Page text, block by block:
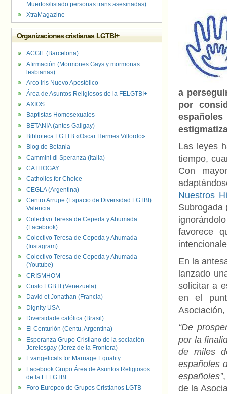
a
por
Las leyes
tiempo,
Con
Nuestros
Subrogada
favorece
En la
lanzado
solicitar a
en el
“De
por la
de miles
españoles
españoles”
de la
Muertos/listado personas trans asesinadas)
XtraMagazine
Organizaciones cristianas LGTBI+
ACGIL (Barcelona)
Afirmación (Mormones Gays y mormonas
lesbianas)
Arco Iris Nuevo Apostólico
Área de Asuntos Religiosos de la FELGTBI+
AXIOS
Baptistas Homosexuales
BETANIA (antes Galigay)
Biblioteca LGTTB «Oscar Hermes Villordo»
Blog de Betania
Cammini di Speranza (Italia)
CATHOGAY
Catholics for Choice
CEGLA (Argentina)
Centro Arrupe (Espacio de Diversidad LGTBI)
Valencia.
Colectivo Teresa de Cepeda y Ahumada
(Facebook)
Colectivo Teresa de Cepeda y Ahumada
(Instagram)
Colectivo Teresa de Cepeda y Ahumada
(Youtube)
CRISMHOM
Cristo LGBTI (Venezuela)
David et Jonathan (Francia)
Dignity USA
Diversidade católica (Brasil)
El Centurión (Centu, Argentina)
Esperanza Grupo Cristiano de la sociación
Jerelesgay (Jerez de la Frontera)
Evangelicals for Marriage Equality
Facebook Grupo Área de Asuntos Religiosos
de la FELGTBI+
Foro Europeo de Grupos Cristianos LGTB